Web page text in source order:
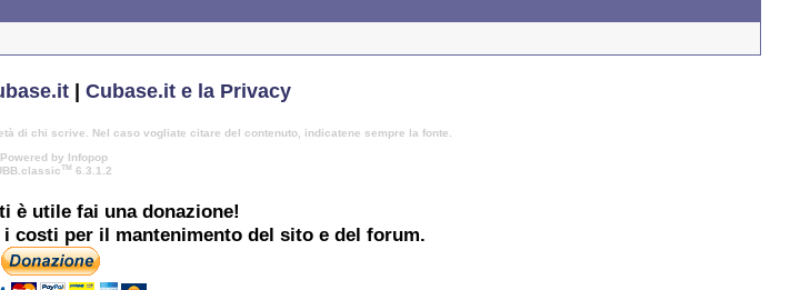
| Cubase.it e la Privacy
di chi scrive. Nel caso vogliate citare del contenuto, indicatene sempre la fonte.
Powered by Infopop
TM 6.3.1.2
è utile fai una donazione!
costi per il mantenimento del sito e del forum.